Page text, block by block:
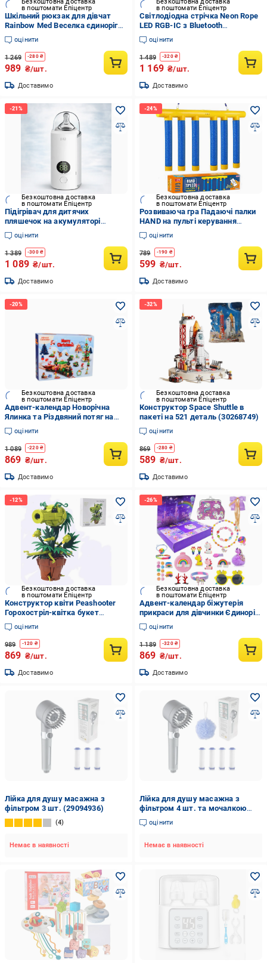
в поштомати Епіцентр
Шкільний рюкзак для дівчат
Rainbow Med Веселка єдиноріг
квіти Рожевий (33065998)
оцінити
1 269 -280₴
989 ₴/шт.
Доставимо
в поштомати Епіцентр
Світлодіодна стрічка Neon Rope
LED RGB-IC з Bluetooth
адаптером і синхронізацією
музики 5 м (32473782)
оцінити
1 489 -320₴
1 169 ₴/шт.
Доставимо
Безкоштовна доставка
в поштомати Епіцентр
Підігрівач для дитячих
пляшечок на акумуляторі
Warmer Pro (32141531)
оцінити
1 389 -300₴
1 089 ₴/шт.
Доставимо
Безкоштовна доставка
в поштомати Епіцентр
Розвиваюча гра Падаючі палки
HAND на пульті керування
палички що падають 6 шт.
(31920544)
оцінити
789 -190 ₴
599 ₴/шт.
Доставимо
Безкоштовна доставка
в поштомати Епіцентр
Адвент-календар Новорічна
Ялинка та Різдвяний потяг на
544 деталі на 12 віконець та 12
моделей (29823963)
оцінити
1 089 -220₴
869 ₴/шт.
Доставимо
Безкоштовна доставка
в поштомати Епіцентр
Конструктор Space Shuttle в
пакеті на 521 деталь (30268749)
оцінити
869 -280 ₴
589 ₴/шт.
Доставимо
Безкоштовна доставка
в поштомати Епіцентр
Конструктор квіти Peashooter
Горохостріл-квітка букет
рослина з гри Plants vs. Zombies
(31773972)
оцінити
989 -120 ₴
869 ₴/шт.
Доставимо
Безкоштовна доставка
в поштомати Епіцентр
Адвент-календар біжутерія
прикраси для дівчинки Єдиноріг
Unicorn Magic на 24 вікна для на
32 подарунки (29829354)
оцінити
1 189 -320₴
869 ₴/шт.
Доставимо
Лійка для душу масажна з
фільтром 3 шт. (29094936)
4
Немає в наявності
Лійка для душу масажна з
фільтром 4 шт. та мочалкою
(29094942)
оцінити
Немає в наявності